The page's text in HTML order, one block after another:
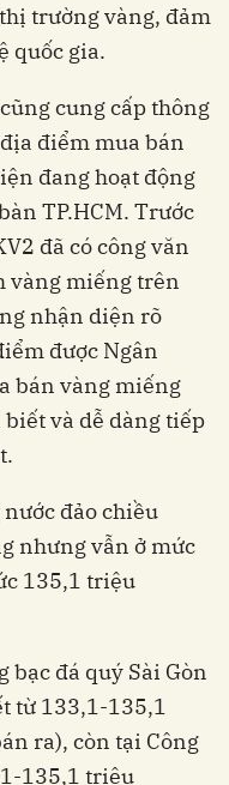
trường vàng, đảm
quốc gia.
cung cấp thông
điểm mua bán
đang hoạt động
TP.HCM. Trước
đã có công văn
vàng miếng trên
nhận diện rõ
được Ngân
bán vàng miếng
và dễ dàng tiếp
đảo chiều
nhưng vẫn ở mức
135,1 triệu
bạc đá quý Sài Gòn
từ 133,1-135,1
ra), còn tại Công
135,1 triệu